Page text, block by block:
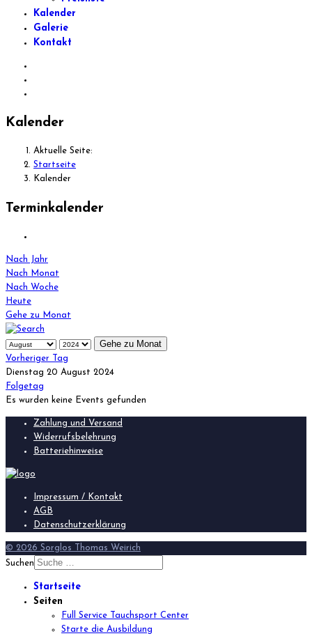
Kalender
Galerie
Kontakt
Kalender
Aktuelle Seite:
Startseite
Kalender
Terminkalender
Nach Jahr
Nach Monat
Nach Woche
Heute
Gehe zu Monat
Gehe zu Monat
Vorheriger Tag
Dienstag 20 August 2024
Folgetag
Es wurden keine Events gefunden
Zahlung und Versand
Widerrufsbelehrung
Batteriehinweise
Impressum / Kontakt
AGB
Datenschutzerklärung
© 2026 Sorglos Thomas Weirich
Suchen
Startseite
Seiten
Full Service Tauchsport Center
Starte die Ausbildung